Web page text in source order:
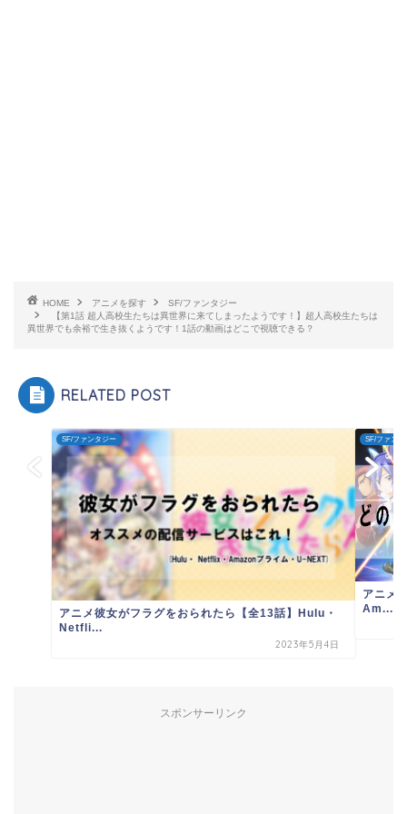
HOME アニメを探す
SF/ファンタジー
【第1話 超人高校生たちは異世界に来てしまったようです！】超人高校生たちは
異世界でも余裕で生き抜くようです！1話の動画はどこで視聴できる？
RELATED POST
SF/ファンタジー
アニメ彼女がフラグをおられたら【全13話】Hulu・
Netfli...
2023年5月4日
SF/ファンタ
アニメ
Am...
スポンサーリンク